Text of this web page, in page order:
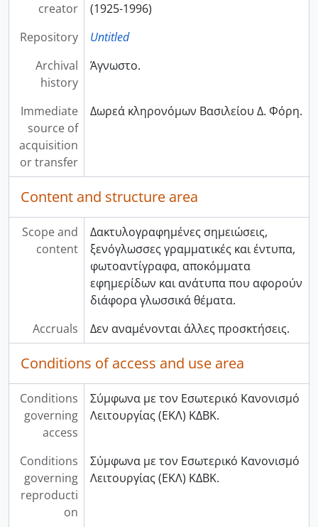
creator
(1925-1996)
Repository
Untitled
Archival
history
Άγνωστο.
Immediate
source of
acquisition
or transfer
Δωρεά κληρονόμων Βασιλείου Δ. Φόρη.
Content and structure area
Scope and
content
Δακτυλογραφημένες σημειώσεις,
ξενόγλωσσες γραμματικές και έντυπα,
φωτοαντίγραφα, αποκόμματα
εφημερίδων και ανάτυπα που αφορούν
διάφορα γλωσσικά θέματα.
Accruals
Δεν αναμένονται άλλες προσκτήσεις.
Conditions of access and use area
Conditions
governing
access
Σύμφωνα με τον Εσωτερικό Κανονισμό
Λειτουργίας (ΕΚΛ) ΚΔΒΚ.
Conditions
governing
reproducti
on
Σύμφωνα με τον Εσωτερικό Κανονισμό
Λειτουργίας (ΕΚΛ) ΚΔΒΚ.